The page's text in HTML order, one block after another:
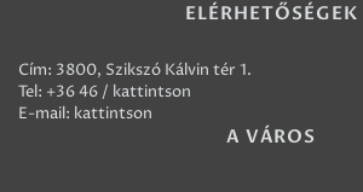
ELÉRHETŐSÉGEK
Cím: 3800, Szikszó Kálvin tér 1.
Tel: +36 46 / kattintson
E-mail: kattintson
A VÁROS